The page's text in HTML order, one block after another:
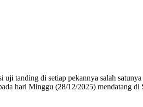
tanding di setiap pekannya salah
hari Minggu (28/12/2025) mendatang